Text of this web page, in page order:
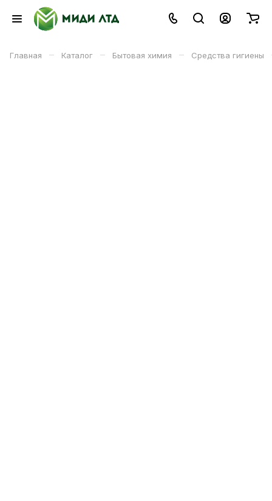
Главная – Каталог – Бытовая химия – Средства гигиены